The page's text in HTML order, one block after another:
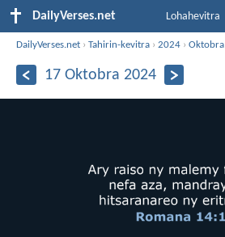
DailyVerses.net Lohahevitra
DailyVerses.net ›Tahirin-kevitra ›2024 ›Oktobra
17 Oktobra 2024